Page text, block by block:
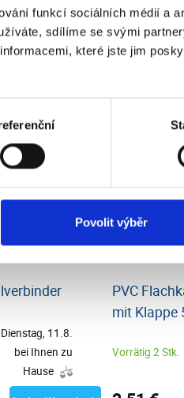
funkcí sociálních médií a
sdílíme se svými
které jste jim
Povolit výběr
Dienstag, 11.8.
bei Ihnen zu
Hause
PVC
mit Klappe
Vorrätig 2 Stk.